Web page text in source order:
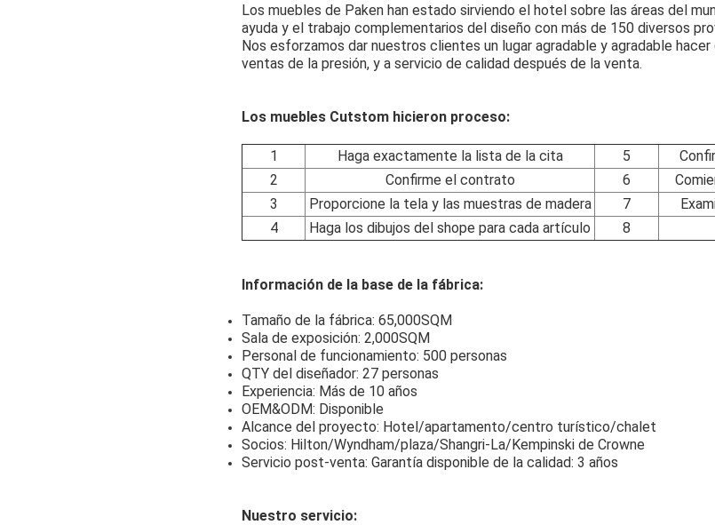
Los muebles de Paken han estado sirviendo el hotel sobre las áreas del
ayuda y el trabajo complementarios del diseño con más de 150 diversos
Nos esforzamos dar nuestros clientes un lugar agradable y agradable
ventas de la presión, y a servicio de calidad después de la venta.
Los muebles Cutstom hicieron proceso:
1 Haga exactamente la lista de la cita 5
2
Confirme el contrato 6
3
Proporcione la tela y las muestras de madera 7
4
Haga los dibujos del shope para cada artículo 8
Información de la base de la fábrica:
Tamaño de la fábrica: 65,000SQM
Sala de exposición: 2,000SQM
Personal de funcionamiento: 500 personas
QTY del diseñador: 27 personas
Experiencia: Más de 10 años
OEM&ODM: Disponible
Alcance del proyecto: Hotel/apartamento/centro turístico/chalet
Socios: Hilton/Wyndham/plaza/Shangri-La/Kempinski de Crowne
Servicio post-venta: Garantía disponible de la calidad: 3 años
Nuestro servicio: